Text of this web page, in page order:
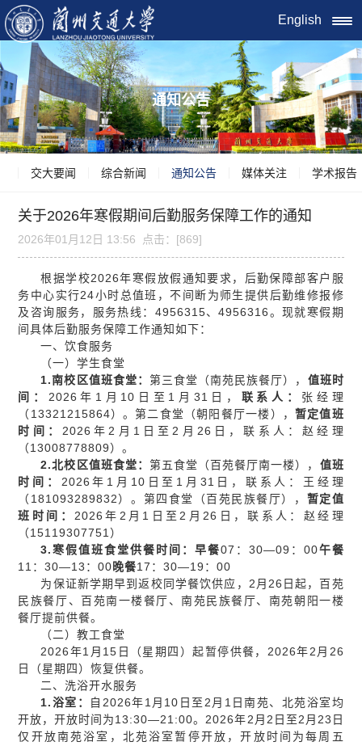
English
通知公告
交大要闻 综合新闻 通知公告 媒体关注 学术报告
关于2026年寒假期间后勤服务保障工作的通知
2026年01月12日 13:56 点击：[869]
根据学校2026年寒假放假通知要求，后勤保障部客户服
务中心实行24小时总值班，不间断为师生提供后勤维修报修
及咨询服务，服务热线：4956315、4956316。现就寒假期
间具体后勤服务保障工作通知如下：
一、饮食服务
（一）学生食堂
1.南校区值班食堂： 第三食堂（南苑民族餐厅）， 值班时
间： 2026年1月10日至1月31日， 联系 人 ： 张经理
（13321215864）。第二食堂（朝阳餐厅一楼）， 暂定值班
时间： 2026年2月1日至2月26日，联系人：赵经理
（13008778809）。
2.北校区值班食堂： 第五食堂（百苑餐厅南一楼）， 值班
时间： 2026年1月10日至1月31日，联系人：王经理
（181093289832）。第四食堂（百苑民族餐厅）， 暂定值
班时间： 2026年2月1日至2月26日，联系人：赵经理
（15119307751）
3.寒假值班食堂供餐时间 ： 早餐07：30—09：00午餐
11：30—13：00晚餐17：30—19：00
为保证新学期早到返校同学餐饮供应，2月26日起，百苑
民族餐厅、百苑南一楼餐厅、南苑民族餐厅、南苑朝阳一楼
餐厅提前供餐。
（二）教工食堂
2026年1月15日（星期四）起暂停供餐，2026年2月26
日（星期四）恢复供餐。
二、洗浴开水服务
1.浴室：
自2026年1月10日至2月1日南苑、北苑浴室均
开放，开放时间为13:30—21:00。2026年2月2日至2月23日
仅开放南苑浴室，北苑浴室暂停开放，开放时间为每周五